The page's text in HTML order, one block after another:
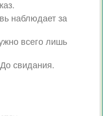
наблюдает за
всего лишь
свидания.